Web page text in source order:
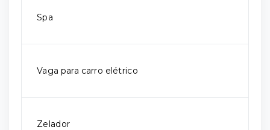
Spa
Vaga para carro elétrico
Zelador